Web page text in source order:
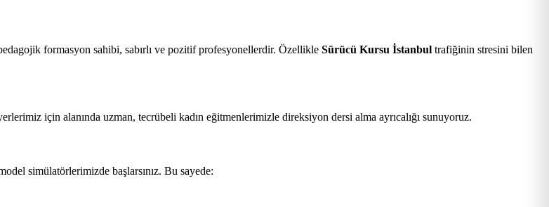
pedagojik formasyon sahibi, sabırlı ve pozitif profesyonellerdir. Özellikle Sürücü Kursu İstanbul trafiğinin stresini bilen
için alanında uzman, tecrübeli kadın eğitmenlerimizle direksiyon dersi alma ayrıcalığı sunuyoruz.
simülatörlerimizde başlarsınız. Bu sayede: